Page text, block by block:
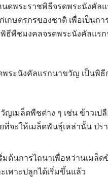
ดพระราชพิธีจรดพระนังคัล
เกษตรกรของชาติ เพื่อเป็น
ธีพืชมงคลจรดพระนังคัลแร
ระนังคัลแรกนาขวัญ เป็นพิ
เมล็ดพืชต่าง ๆ เช่น ข้าวเป
ที่จะให้เมล็ดพันธุ์เหล่านั้น ป
มต้นการไถนาเพื่อหว่านเม
เพาะปลูกได้เริ่มขึ้นแล้ว